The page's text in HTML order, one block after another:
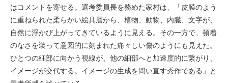
はコメントを寄せる。選考委員長を務めた家村は、「皮膜のよう
に重ねられた柔らかい絵具層から、植物、動物、内臓、文字が、
自然に浮かび上がってきているように見える。その一方で、頓着
のなさを装って意図的に刻まれた痛々しい傷のようにも見えた。
ひとつの細部に向かう視線が、他の細部へと加速度的に繋がり、
イメージが交代する。イメージの生成を問い直す秀作である」と